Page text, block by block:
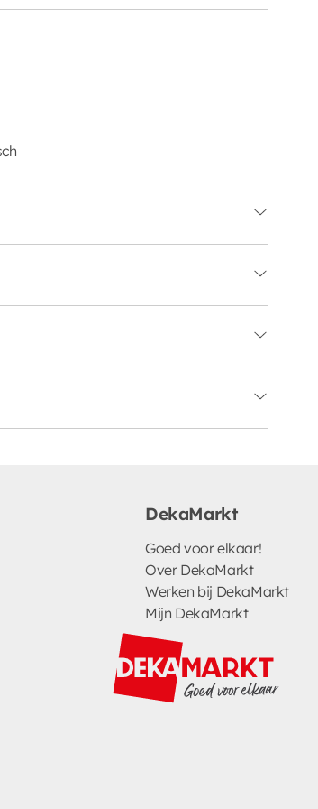
DekaMarkt
Goed voor elkaar!
Over DekaMarkt
Werken bij DekaMarkt
Mijn DekaMarkt